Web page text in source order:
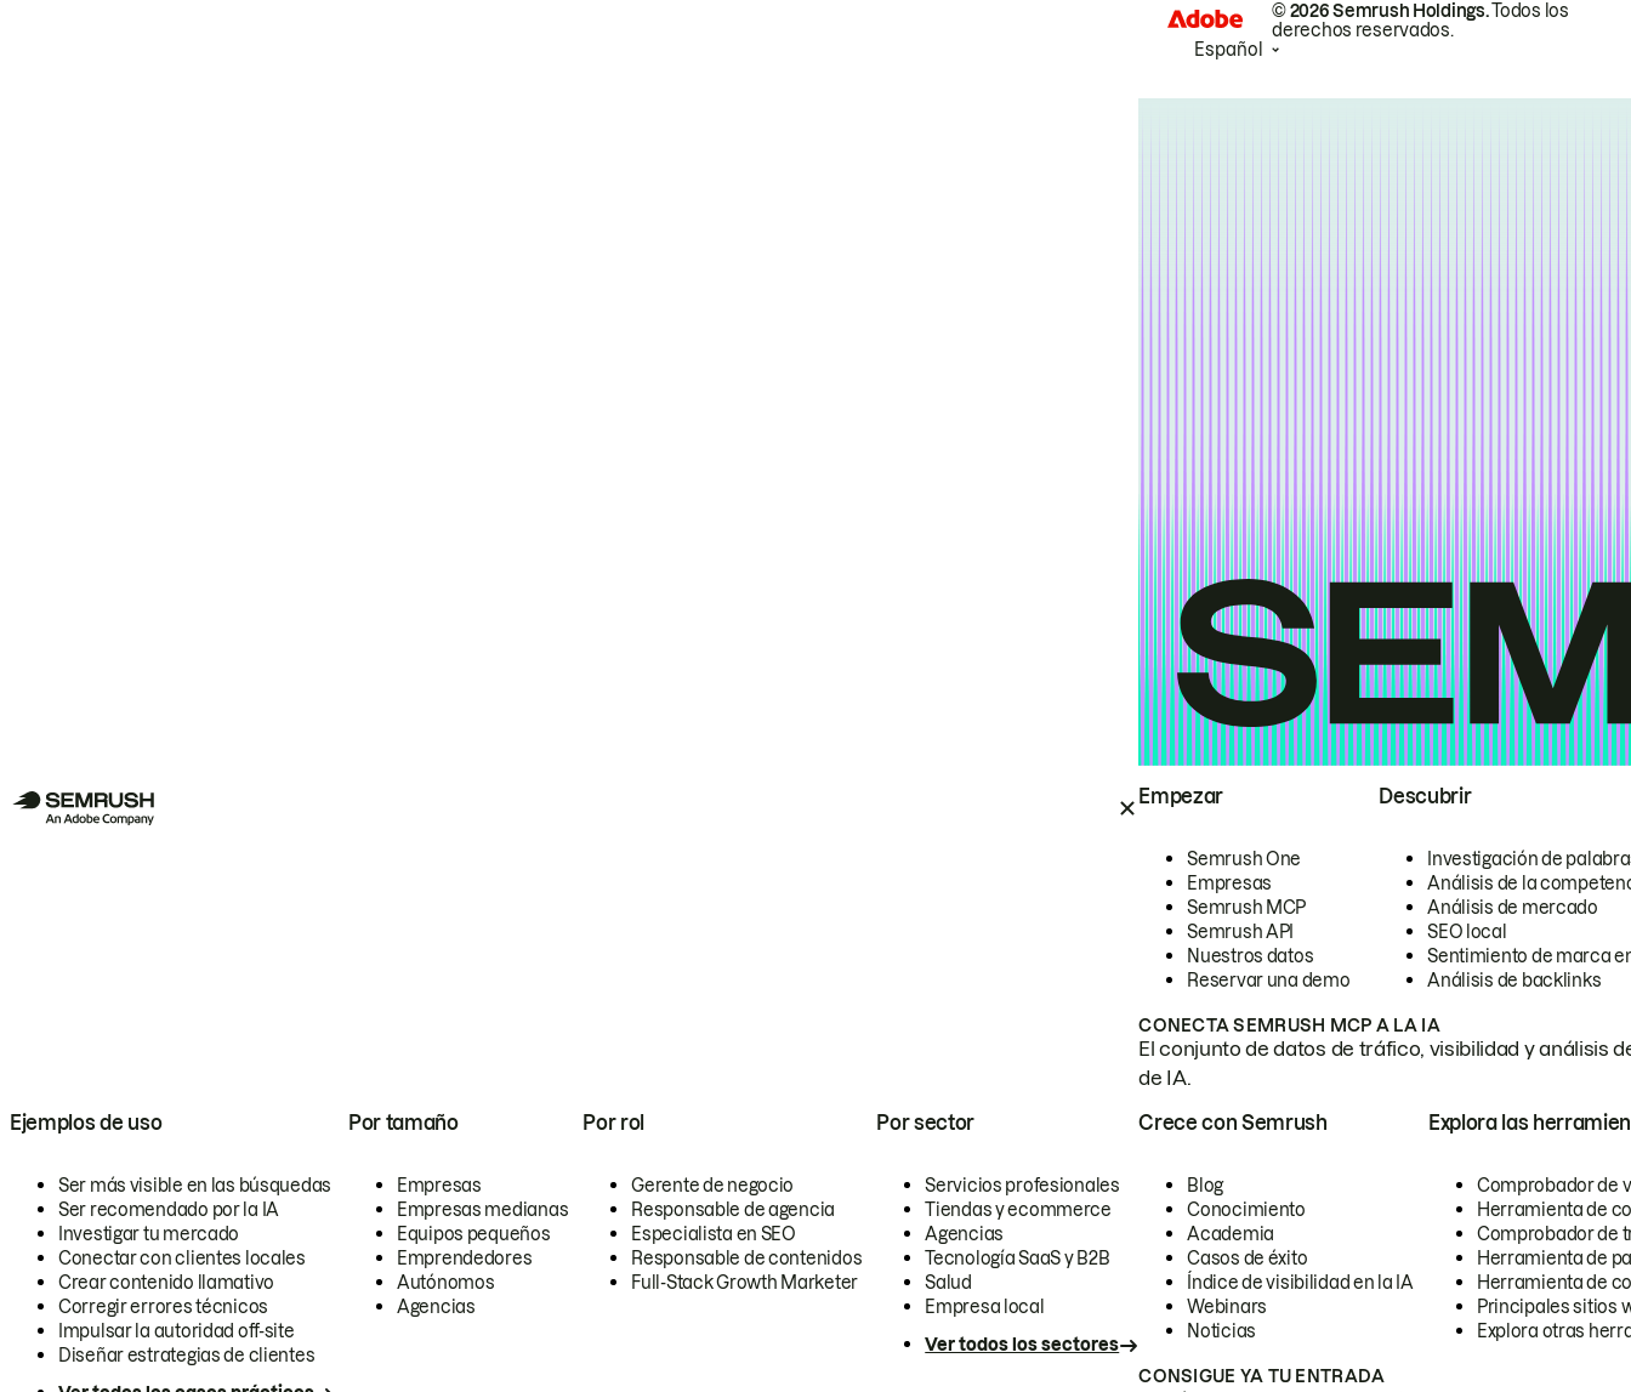
Empezar
Semrush One
Empresas
Semrush MCP
Semrush API
Nuestros datos
Reservar una demo
Descubrir
Investigación de
Análisis de la
Análisis de mercado
SEO local
Sentimiento de marca
Análisis de backlinks
CONECTA SEMRUSH MCP A LA IA
El conjunto de datos de tráfico, visibilidad y análisis
de IA.
Ejemplos de uso
Ser más visible en las búsquedas
Ser recomendado por la IA
Investigar tu mercado
Conectar con clientes locales
Crear contenido llamativo
Corregir errores técnicos
Impulsar la autoridad off-site
Diseñar estrategias de clientes
Por tamaño
Empresas
Empresas medianas
Equipos pequeños
Emprendedores
Autónomos
Agencias
Por rol
Gerente de negocio
Responsable de agencia
Especialista en SEO
Responsable de contenidos
Full-Stack Growth Marketer
Por sector
Servicios profesionales
Tiendas y ecommerce
Agencias
Tecnología SaaS y B2B
Salud
Empresa local
Ver todos los sectores
Crece con Semrush
Blog
Conocimiento
Academia
Casos de éxito
Índice de visibilidad en la IA
Webinars
Noticias
Explora las
Comprobador de
Herramienta de
Comprobador de
Herramienta de
Herramienta de
Principales sitios
Explora otras
CONSIGUE YA TU ENTRADA
© 2026 Semrush Holdings.Todos los
derechos reservados.
Español